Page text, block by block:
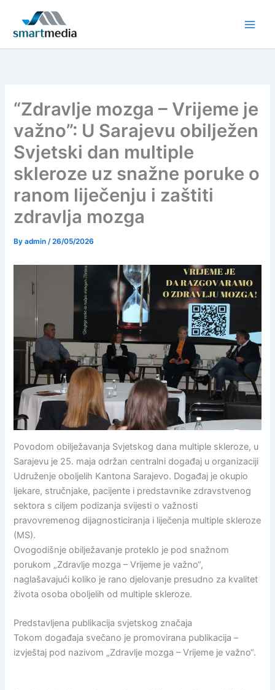
content
“Zdravlje mozga – Vrijeme je
važno”: U Sarajevu obilježen
Svjetski dan multiple
skleroze uz snažne poruke o
ranom liječenju i zaštiti
zdravlja mozga
Byadmin/26/05/2026
Povodom obilježavanja Svjetskog dana multiple skleroze, u
Sarajevu je 25. maja održan centralni događaj u organizaciji
Udruženje oboljelih Kantona Sarajevo. Događaj je okupio
ljekare, stručnjake, pacijente i predstavnike zdravstvenog
sektora s ciljem podizanja svijesti o važnosti
pravovremenog dijagnosticiranja i liječenja multiple skleroze
(MS).
Ovogodišnje obilježavanje proteklo je pod snažnom
porukom „Zdravlje mozga – Vrijeme je važno“,
naglašavajući koliko je rano djelovanje presudno za kvalitet
života osoba oboljelih od multiple skleroze.
Predstavljena publikacija svjetskog značaja
Tokom događaja svečano je promovirana publikacija –
izvještaj pod nazivom „Zdravlje mozga – Vrijeme je važno“.